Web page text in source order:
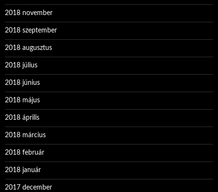
2018 november
2018 szeptember
2018 augusztus
2018 július
2018 június
2018 május
2018 április
2018 március
2018 február
2018 január
2017 december